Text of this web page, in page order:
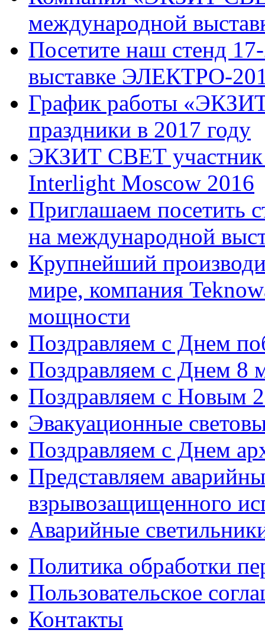
международной
Посетите наш стенд
выставке ЭЛЕКТРО-
График работы
праздники в 2017 году
ЭКЗИТ СВЕТ участник
Interlight Moscow 2016
Приглашаем
на международной
Крупнейший
мире, компания
мощности
Поздравляем с Днем
Поздравляем с Днем 8
Поздравляем с Новым
Эвакуационные
Поздравляем с Днем
Представляем
взрывозащищенного
Аварийные
Политика обработки
Пользовательское
Контакты